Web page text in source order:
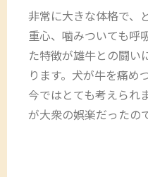
非常に大きな体格で、
重心、噛みついても呼
た特徴が雄牛との闘い
ります。犬が牛を痛め
今ではとても考えられ
が大衆の娯楽だったの